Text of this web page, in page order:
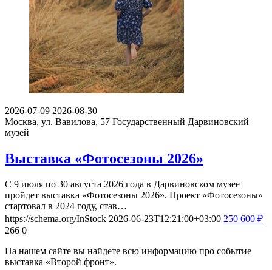
2026-07-09 2026-08-30
Москва, ул. Вавилова, 57 Государственный Дарвиновский
музей
Выставка «Фотосезоны 2026»
С 9 июля по 30 августа 2026 года в Дарвиновском музее
пройдет выставка «Фотосезоны 2026». Проект «Фотосезоны»
стартовал в 2024 году, став…
https://schema.org/InStock 2026-06-23T12:21:00+03:00 250 600 ₽
266 0
На нашем сайте вы найдете всю информацию про событие
выставка «Второй фронт».